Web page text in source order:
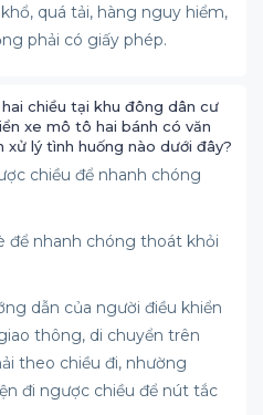
quá tải, hàng nguy hiểm,
phải có giấy phép.
chiều tại khu đông dân cư
xe mô tô hai bánh có văn
lý tình huống nào dưới đây?
chiều để nhanh chóng
để nhanh chóng thoát khỏi
dẫn của người điều khiển
thông, di chuyển trên
theo chiều đi, nhường
đi ngược chiều để nút tắc